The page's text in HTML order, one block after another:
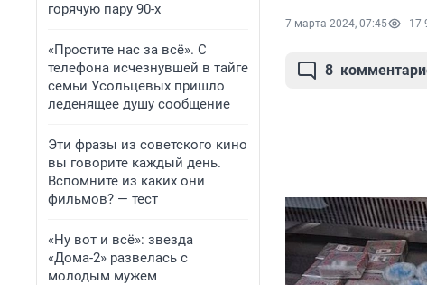
горячую пару 90-х
«Простите нас за всё». С
телефона исчезнувшей в тайге
семьи Усольцевых пришло
леденящее душу сообщение
Эти фразы из советского кино
вы говорите каждый день.
Вспомните из каких они
фильмов? — тест
«Ну вот и всё»: звезда
«Дома-2» развелась с
молодым мужем
7 марта 2024, 07:45 17
8